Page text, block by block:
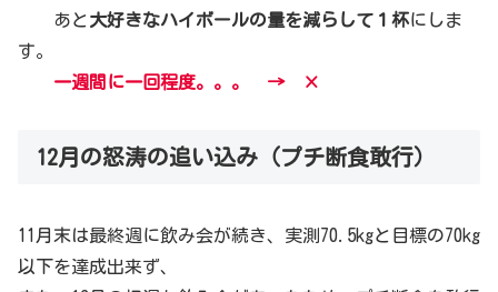
あと大好きなハイボールの量を減らして１杯にしま
す。
一週間に一回程度。。。 → ×
12月の怒涛の追い込み（プチ断食敢行）
11月末は最終週に飲み会が続き、実測70.5kgと目標の70kg
以下を達成出来ず、